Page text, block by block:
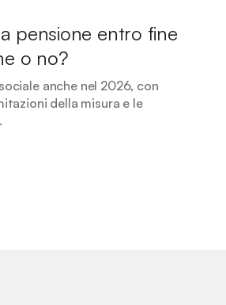
pensione entro fine
o no?
anche nel 2026, con
della misura e le